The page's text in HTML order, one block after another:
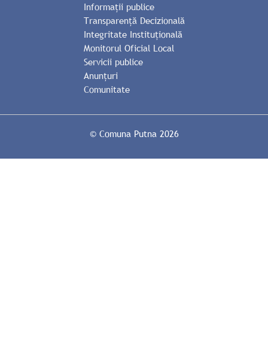
Informații publice
Transparență Decizională
Integritate Instituțională
Monitorul Oficial Local
Servicii publice
Anunțuri
Comunitate
© Comuna Putna 2026